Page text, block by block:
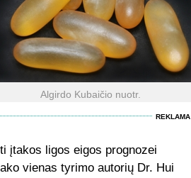
Algirdo Kubaičio nuotr.
REKLAMA
įtakos ligos eigos prognozei
vienas tyrimo autorių Dr. Hui